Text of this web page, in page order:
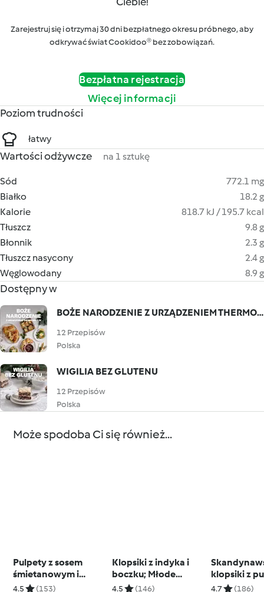
Zarejestruj się i otrzymaj 30 dni bezpłatnego okresu próbnego, aby
odkrywać świat Cookidoo® bez zobowiązań.
Bezpłatna rejestracja
Więcej informacji
Poziom trudności
łatwy
Wartości odżywcze na 1 sztukę
Sód
772.1 mg
Białko
18.2 g
Kalorie
818.7 kJ / 195.7 kcal
Tłuszcz
9.8 g
Błonnik
2.3 g
Tłuszcz nasycony
2.4 g
Węglowodany
8.9 g
Dostępny w
BOŻE NARODZENIE Z URZĄDZENIEM THERMOMIX® IV
12 Przepisów
Polska
WIGILIA BEZ GLUTENU
12 Przepisów
Polska
Może spodoba Ci się również...
Pulpety z sosem
śmietanowym i
zapiekanką z
4.5 (153)
Klopsiki z indyka i
boczku; Młode
ziemniaki; Duszona
4.5 (146)
klopsiki z
4.7 (186)